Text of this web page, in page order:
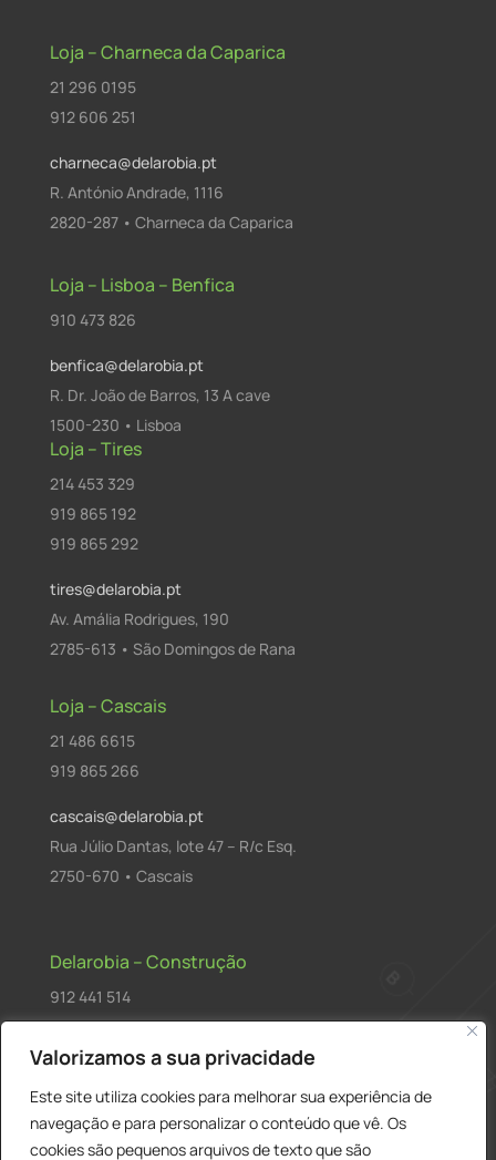
Valorizamos a sua privacidade
Este site utiliza cookies para melhorar sua experiência de
navegação e para personalizar o conteúdo que vê. Os
cookies são pequenos arquivos de texto que são
Loja – Charneca da Caparica
21 296 0195
912 606 251
charneca@delarobia.pt
R. António Andrade, 1116
2820-287 • Charneca da Caparica
Loja – Lisboa – Benfica
910 473 826
benfica@delarobia.pt
R. Dr. João de Barros, 13 A cave
1500-230 • Lisboa
Loja – Tires
214 453 329
919 865 192
919 865 292
tires@delarobia.pt
Av. Amália Rodrigues, 190
2785-613 • São Domingos de Rana
Loja – Cascais
21 486 6615
919 865 266
cascais@delarobia.pt
Rua Júlio Dantas, lote 47 – R/c Esq.
2750-670 • Cascais
Delarobia – Construção
912 441 514
R. António Andrade, 1171
2820-287 • Charneca de Caparica